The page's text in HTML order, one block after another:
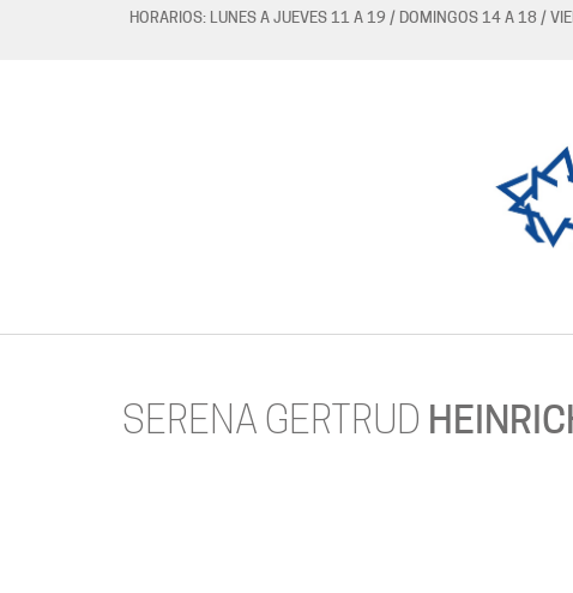
HORARIOS: LUNES A JUEVES 11 A 19 / DOMINGOS 14 A 18 /
SERENA GERTRUD